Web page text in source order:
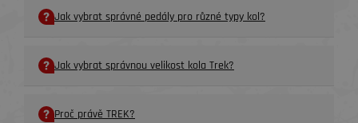
Jak vybrat správné pedály pro různé typy kol?
Jak vybrat správnou velikost kola Trek?
Proč právě TREK?